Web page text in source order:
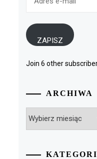
ZAPISZ
Join 6 other
ARCHIWA